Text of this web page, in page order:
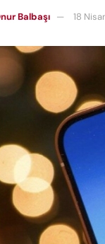
Balbaşı 18